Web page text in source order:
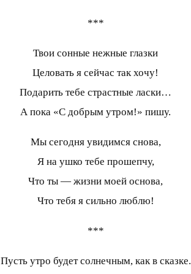
***
Твои сонные нежные глазки
Целовать я сейчас так хочу!
Подарить тебе страстные ласки…
А пока «С добрым утром!» пишу.
Мы сегодня увидимся снова,
Я на ушко тебе прошепчу,
Что ты — жизни моей основа,
Что тебя я сильно люблю!
***
Пусть утро будет солнечным, как в сказке.